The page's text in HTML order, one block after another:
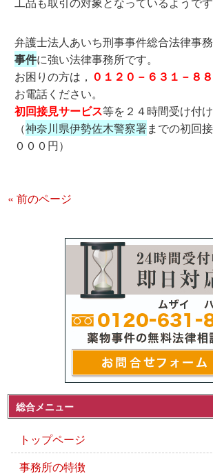
弁護士法人あいち刑事事件総合法律事
事件に強い法律事務所です。
お困りの方は， ０１２０－６３１－８
お電話ください。
初回接見サービス等を２４時間受け付け
（神奈川県伊勢佐木警察署までの初回
０００円）
« 前のページ
総合メニュー
トップページ
事務所の特徴